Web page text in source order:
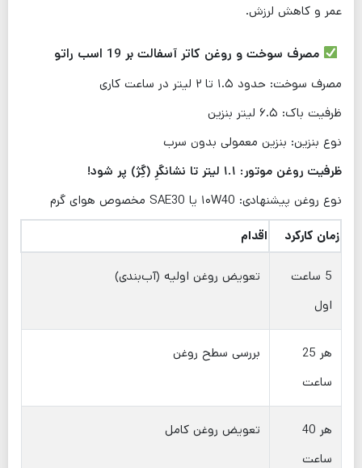
عمر و کاهش لرزش.
مصرف سوخت و روغن کاتر آسفالت بر 19 اسب راتو
مصرف سوخت: حدود ۱.۵ تا ۲ لیتر در ساعت کاری
ظرفیت باک: ۶.۵ لیتر بنزین
نوع بنزین: بنزین معمولی بدون سرب
ظرفیت روغن موتور: ۱.۱ لیتر تا نشانگرِ (گِژ) پر شود!
نوع روغن پیشنهادی: ۱۰W40 یا SAE30 مخصوص هوای گرم
زمان کارکرد اقدام
5 ساعت
اول
تعویض روغن اولیه (آب‌بندی)
هر 25
ساعت
بررسی سطح روغن
هر 40
ساعت
تعویض روغن کامل